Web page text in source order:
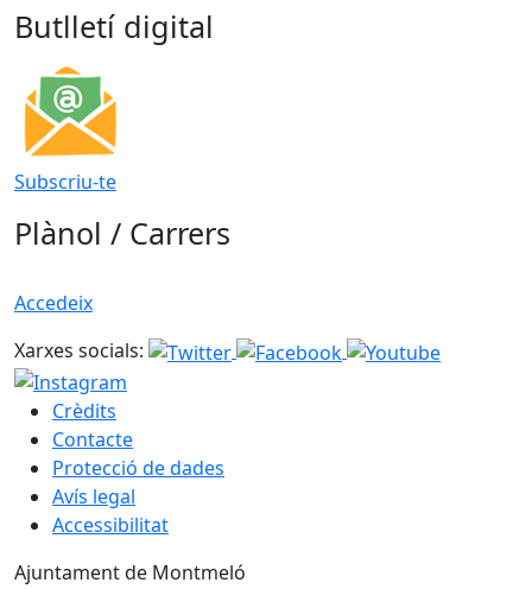
Butlletí digital
Subscriu-te
Plànol / Carrers
Accedeix
Xarxes socials:
Crèdits
Contacte
Protecció de dades
Avís legal
Accessibilitat
Ajuntament de Montmeló